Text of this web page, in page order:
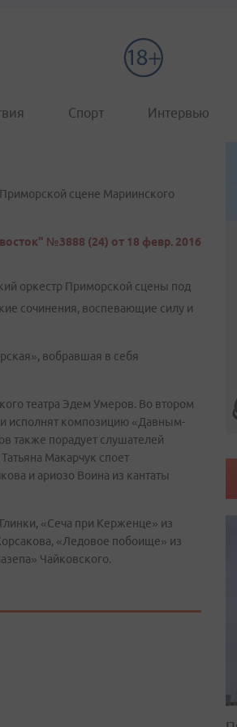
Спорт Интервью
сцене Мариинского
№3888 (24) от 18 февр. 2016
оркестр Приморской сцены под
сочинения, воспевающие силу и
вобравшая в себя
театра Эдем Умеров. Во втором
исполнят композицию «Давным-
также порадует слушателей
Макарчук споет
и ариозо Воина из кантаты
«Сеча при Керженце» из
«Ледовое побоище» из
Чайковского.